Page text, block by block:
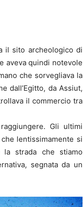
il sito archeologico di
aveva quindi notevole
che sorvegliava la
dall’Egitto, da Assiut,
il commercio tra
Gli ultimi
lentissimamente si
la strada che stiamo
segnata da un